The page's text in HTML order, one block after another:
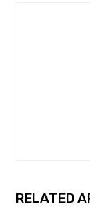
RELATED